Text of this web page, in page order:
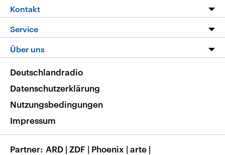
Die Nachrichten
Nachrichtenleicht
Neue Beiträge auf dlf.de
Livestream
Podcasts
Deutschlandfunk App
Nachrichten App
Frequenzen
Kontakt
Hörerservice
Service
FAQ
Veranstaltungen
Musikliste
RSS
Über uns
Barrierefreiheit
Deutschlandradio
Datenschutzerklärung
Nutzungsbedingungen
Impressum
Partner ARD | ZDF | Phoenix | arte |